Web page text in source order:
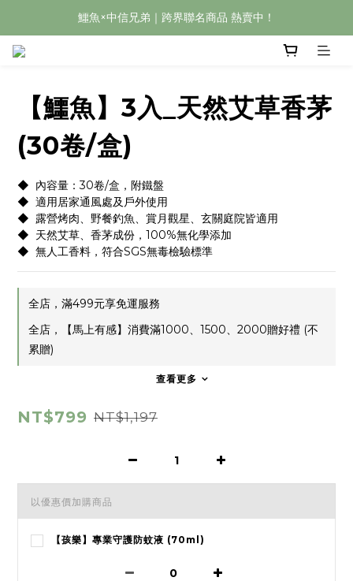
鱷魚×中信兄弟｜跨界聯名商品 熱賣中！
【鱷魚】3入_天然艾草香茅
(30卷/盒)
◆  內容量：30卷/盒，附鐵盤
◆  適用居家通風處及戶外使用
◆  露營烤肉、野餐釣魚、賞月觀星、玄關庭院皆適用
◆  天然艾草、香茅成份，100%無化學添加
◆  無人工香料，符合SGS無毒檢驗標準
全店，滿499元享免運服務
全店，【馬上有感】消費滿1000、1500、2000贈好禮 (不
累贈)
查看更多
NT$799 NT$1,197
以優惠價加購商品
【孩樂】專業守護防蚊液 (70ml)